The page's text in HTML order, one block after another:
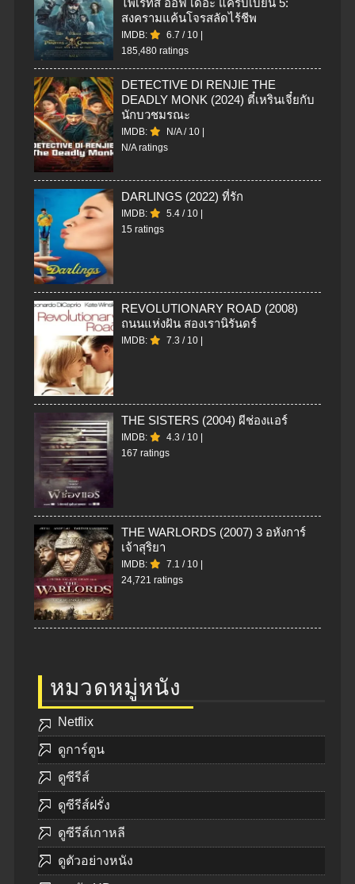
ไพเรทส์ ออฟ เดอะ แคริบเบียน 5:
สงครามแค้นโจรสลัดไร้ชีพ
IMDB: 6.7 / 10
185,480 ratings
DETECTIVE DI RENJIE THE
DEADLY MONK (2024) ตี๋เหรินเจี๋ยกับ
นักบวชมรณะ
IMDB: N/A/ 10
N/A ratings
DARLINGS (2022) ที่รัก
IMDB: 5.4 / 10
15 ratings
REVOLUTIONARY ROAD (2008)
ถนนแห่งฝัน สองเรานิรันดร์
IMDB: 7.3 / 10
THE SISTERS (2004) ผีช่องแอร์
IMDB: 4.3 / 10
167 ratings
THE WARLORDS (2007) 3 อหังการ์
เจ้าสุริยา
IMDB: 7.1 / 10
24,721 ratings
หมวดหมู่หนัง
Netflix
ดูการ์ตูน
ดูซีรีส์
ดูซีรีส์ฝรั่ง
ดูซีรีส์เกาหลี
ดูตัวอย่างหนัง